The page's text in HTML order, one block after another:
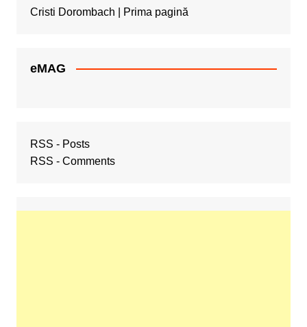
Cristi Dorombach | Prima pagină
eMAG
RSS - Posts
RSS - Comments